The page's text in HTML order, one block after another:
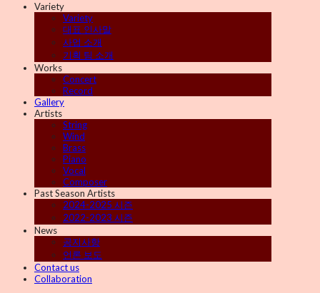
Variety
Variety
대표 인사말
사업 소개
기획 팀 소개
Works
Concert
Record
Gallery
Artists
String
Wind
Brass
Piano
Vocal
Composer
Past Season Artists
2024-2025 시즌
2022-2023 시즌
News
공지사항
언론 보도
Contact us
Collaboration